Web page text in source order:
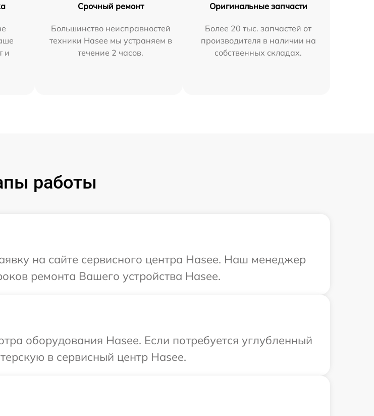
и
Срочный ремонт
Большинство неисправностей
техники Hasee мы устраняем в
течение 2 часов.
Оригинальные запчасти
Более 20 тыс. запчастей от
производителя в наличии на
собственных складах.
работы
на сайте сервисного центра Hasee. Наш менеджер
ремонта Вашего устройства Hasee.
оборудования Hasee. Если потребуется углубленный
в сервисный центр Hasee.